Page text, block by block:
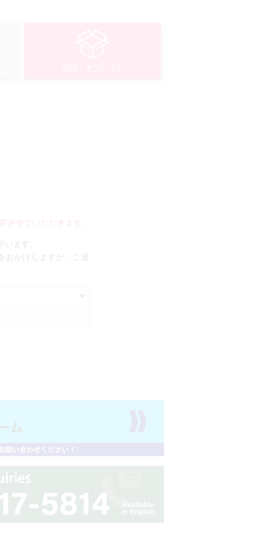
せていただきます。
ます。
かけしますが、ご連